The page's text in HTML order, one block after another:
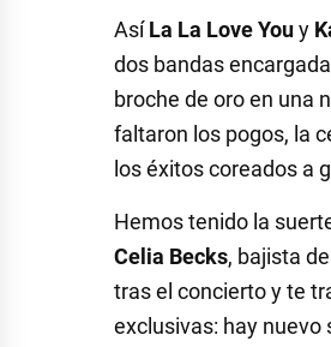
AsíLa La Love Youy
dos bandas
broche de oro en una
faltaron los pogos, la
los éxitos coreados a
Hemos tenido la
Celia Becks, bajista de
tras el concierto y te
exclusivas: hay nuevo